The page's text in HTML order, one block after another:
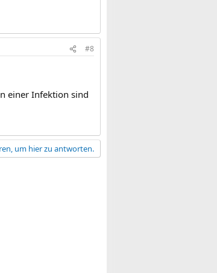
#8
einer Infektion sind
um hier zu antworten.